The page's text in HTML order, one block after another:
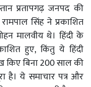
प्रतापगढ़ जनपद की
सिंह ने प्रकाशित
मालवीय थे। हिंदी के
हुए, किंतु ये हिंदी
किए बिना 200 साल की
है। ये समाचार पत्र और